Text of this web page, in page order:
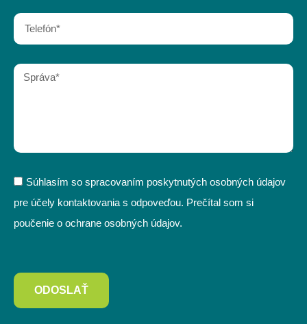
Súhlasím so spracovaním poskytnutých osobných údajov
pre účely kontaktovania s odpoveďou. Prečítal som si
poučenie o ochrane osobných údajov.
ODOSLAŤ